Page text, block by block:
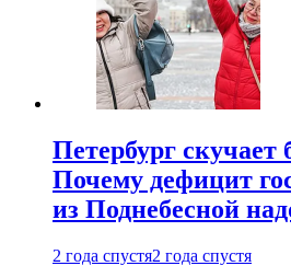
Петербург скучает
Почему дефицит
из Поднебесной
2 года спустя2 года спустя